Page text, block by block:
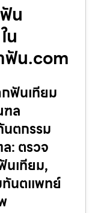
น
น
ฟัน.com
ฟันเทียม
ล
ตกรรม
: ตรวจ
นเทียม,
นตแพทย์